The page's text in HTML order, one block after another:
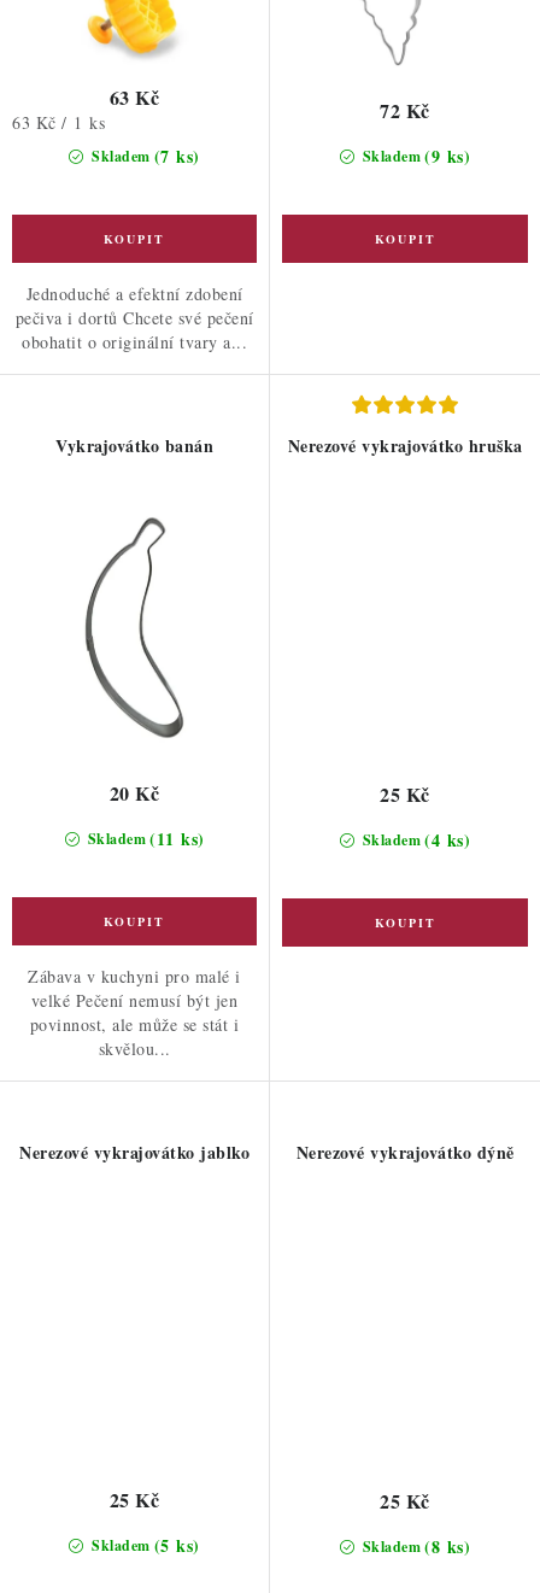
Skladem (7 ks)
63 Kč
Měrná
63 Kč / 1 ks
Jednoduché a efektní zdobení
pečiva i dortů Chcete své pečení
obohatit o originální tvary a...
Skladem(9 ks)
72 Kč
Vykrajovátko banán
Skladem(11 ks)
20 Kč
Zábava v kuchyni pro malé i
velké Pečení nemusí být jen
povinnost, ale může se stát i
skvělou...
Nerezové vykrajovátko hruška
Skladem(4 ks)
25 Kč
Nerezové vykrajovátko jablko
Skladem (5 ks)
25 Kč
Nerezové vykrajovátko dýně
Skladem(8 ks)
25 Kč